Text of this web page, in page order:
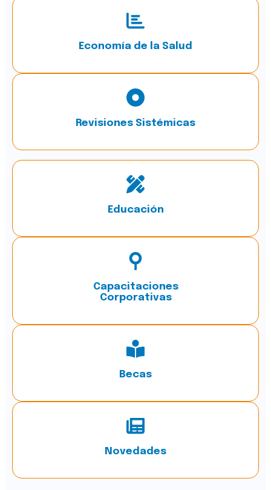
Economía de la Salud
Revisiones Sistémicas
Educación
Capacitaciones
Corporativas
Becas
Novedades